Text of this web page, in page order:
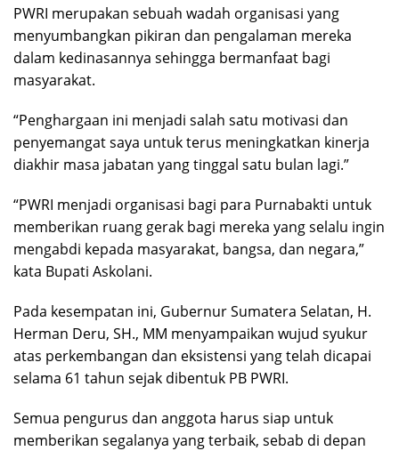
PWRI merupakan sebuah wadah organisasi yang
menyumbangkan pikiran dan pengalaman mereka
dalam kedinasannya sehingga bermanfaat bagi
masyarakat.
“Penghargaan ini menjadi salah satu motivasi dan
penyemangat saya untuk terus meningkatkan kinerja
diakhir masa jabatan yang tinggal satu bulan lagi.”
“PWRI menjadi organisasi bagi para Purnabakti untuk
memberikan ruang gerak bagi mereka yang selalu ingin
mengabdi kepada masyarakat, bangsa, dan negara,”
kata Bupati Askolani.
Pada kesempatan ini, Gubernur Sumatera Selatan, H.
Herman Deru, SH., MM menyampaikan wujud syukur
atas perkembangan dan eksistensi yang telah dicapai
selama 61 tahun sejak dibentuk PB PWRI.
Semua pengurus dan anggota harus siap untuk
memberikan segalanya yang terbaik, sebab di depan